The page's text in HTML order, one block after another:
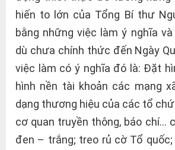
hiến to lớn của Tổng Bí thư
bằng những việc làm ý nghĩa
dù chưa chính thức đến Ngày
việc làm có ý nghĩa đó là: Đặt
hình nền tài khoản các mạng
dạng thương hiệu của các tổ
cơ quan truyền thông, báo chí…
đen – trắng; treo rủ cờ Tổ